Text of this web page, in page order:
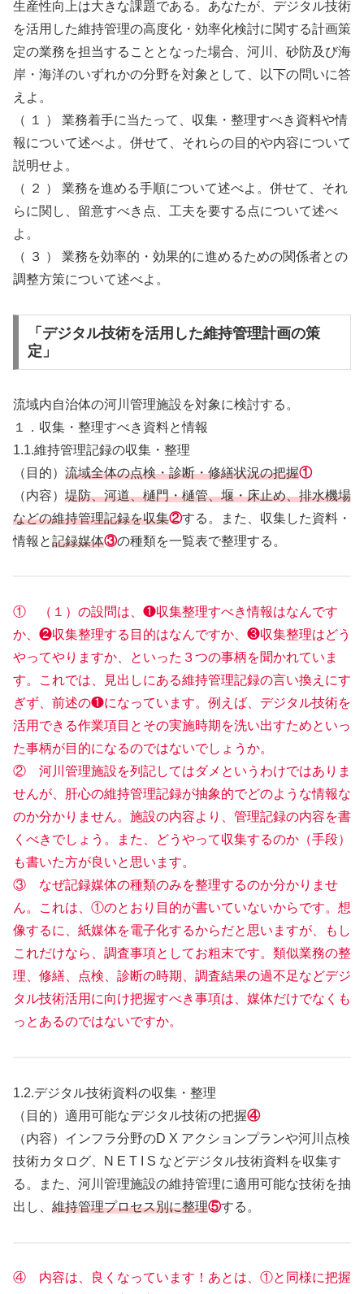
生産性向上は大きな課題である。あなたが、デジタル技術
を活用した維持管理の高度化・効率化検討に関する計画策
定の業務を担当することとなった場合、河川、砂防及び海
岸・海洋のいずれかの分野を対象として、以下の問いに答
えよ。
（ １ ） 業務着手に当たって、収集・整理すべき資料や情
報について述べよ。併せて、それらの目的や内容について
説明せよ。
（ ２ ） 業務を進める手順について述べよ。併せて、それ
らに関し、留意すべき点、工夫を要する点について述べ
よ。
（ ３ ） 業務を効率的・効果的に進めるための関係者との
調整方策について述べよ。
「デジタル技術を活用した維持管理計画の策
定」
流域内自治体の河川管理施設を対象に検討する。
１．収集・整理すべき資料と情報
1.1.維持管理記録の収集・整理
（目的） 流域全体の点検・診断・修繕状況の把握①
（内容） 堤防、河道、樋門・樋管、堰・床止め、排水機場
などの維持管理記録を収集②する。また、収集した資料・
情報と記録媒体③の種類を一覧表で整理する。
① （１）の設問は、❶収集整理すべき情報はなんです
か、❷収集整理する目的はなんですか、❸収集整理はどう
やってやりますか、といった３つの事柄を聞かれていま
す。これでは、見出しにある維持管理記録の言い換えにす
ぎず、前述の❶になっています。例えば、デジタル技術を
活用できる作業項目とその実施時期を洗い出すためといっ
た事柄が目的になるのではないでしょうか。
② 河川管理施設を列記してはダメというわけではありま
せんが、肝心の維持管理記録が抽象的でどのような情報な
のか分かりません。施設の内容より、管理記録の内容を書
くべきでしょう。また、どうやって収集するのか（手段）
も書いた方が良いと思います。
③ なぜ記録媒体の種類のみを整理するのか分かりませ
ん。これは、①のとおり目的が書いていないからです。想
像するに、紙媒体を電子化するからだと思いますが、もし
これだけなら、調査事項としてお粗末です。類似業務の整
理、修繕、点検、診断の時期、調査結果の過不足などデジ
タル技術活用に向け把握すべき事項は、媒体だけでなくも
っとあるのではないですか。
1.2.デジタル技術資料の収集・整理
（目的）適用可能なデジタル技術の把握④
（内容）インフラ分野のD X アクションプランや河川点検
技術カタログ、N E T I S などデジタル技術資料を収集す
る。また、河川管理施設の維持管理に適用可能な技術を抽
出し、 維持管理プロセス別に整理⑤する。
④ 内容は、良くなっています！あとは、①と同様に把握